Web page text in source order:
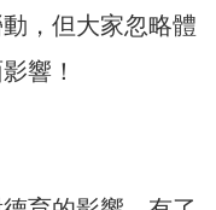
，但大家忽略體
響！